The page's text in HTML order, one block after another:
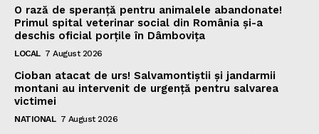
O rază de speranță pentru animalele abandonate!
Primul spital veterinar social din România și-a
deschis oficial porțile în Dâmbovița
LOCAL 7 August 2026
Cioban atacat de urs! Salvamontiștii și jandarmii
montani au intervenit de urgență pentru salvarea
victimei
NATIONAL 7 August 2026